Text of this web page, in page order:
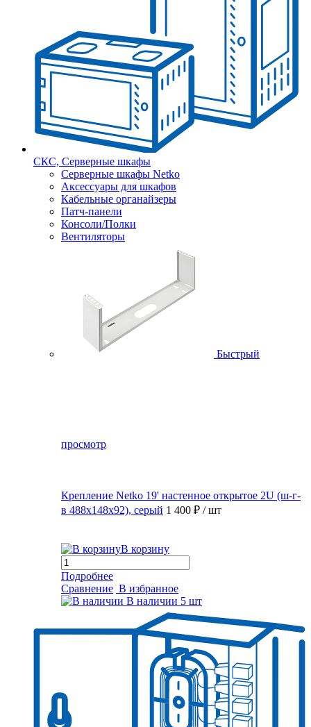
СКС, Серверные шкафы
Серверные шкафы Netko
Аксессуары для шкафов
Кабельные органайзеры
Патч-панели
Консоли/Полки
Вентиляторы
Быстрый
просмотр
Крепление Netko 19' настенное открытое 2U (ш-г-
в 488х148х92), серый 1 400 ₽ / шт
В корзину
Подробнее
Сравнение В избранное
В наличии 5 шт